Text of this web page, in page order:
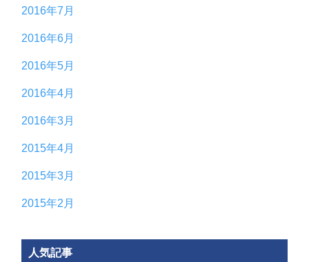
2016年7月
2016年6月
2016年5月
2016年4月
2016年3月
2015年4月
2015年3月
2015年2月
人気記事